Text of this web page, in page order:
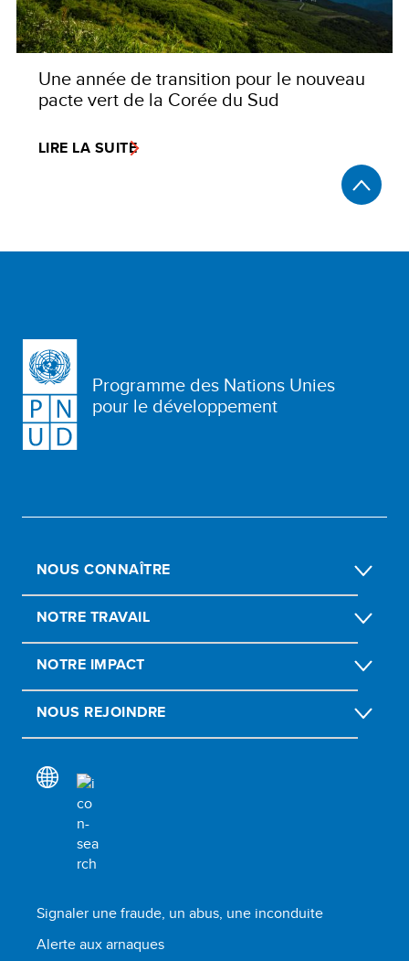
Une année de transition pour le nouveau
pacte vert de la Corée du Sud
LIRE LA SUITE
Programme des Nations Unies
pour le développement
NOUS CONNAÎTRE
NOTRE TRAVAIL
NOTRE IMPACT
NOUS REJOINDRE
Signaler une fraude, un abus, une inconduite
Alerte aux arnaques